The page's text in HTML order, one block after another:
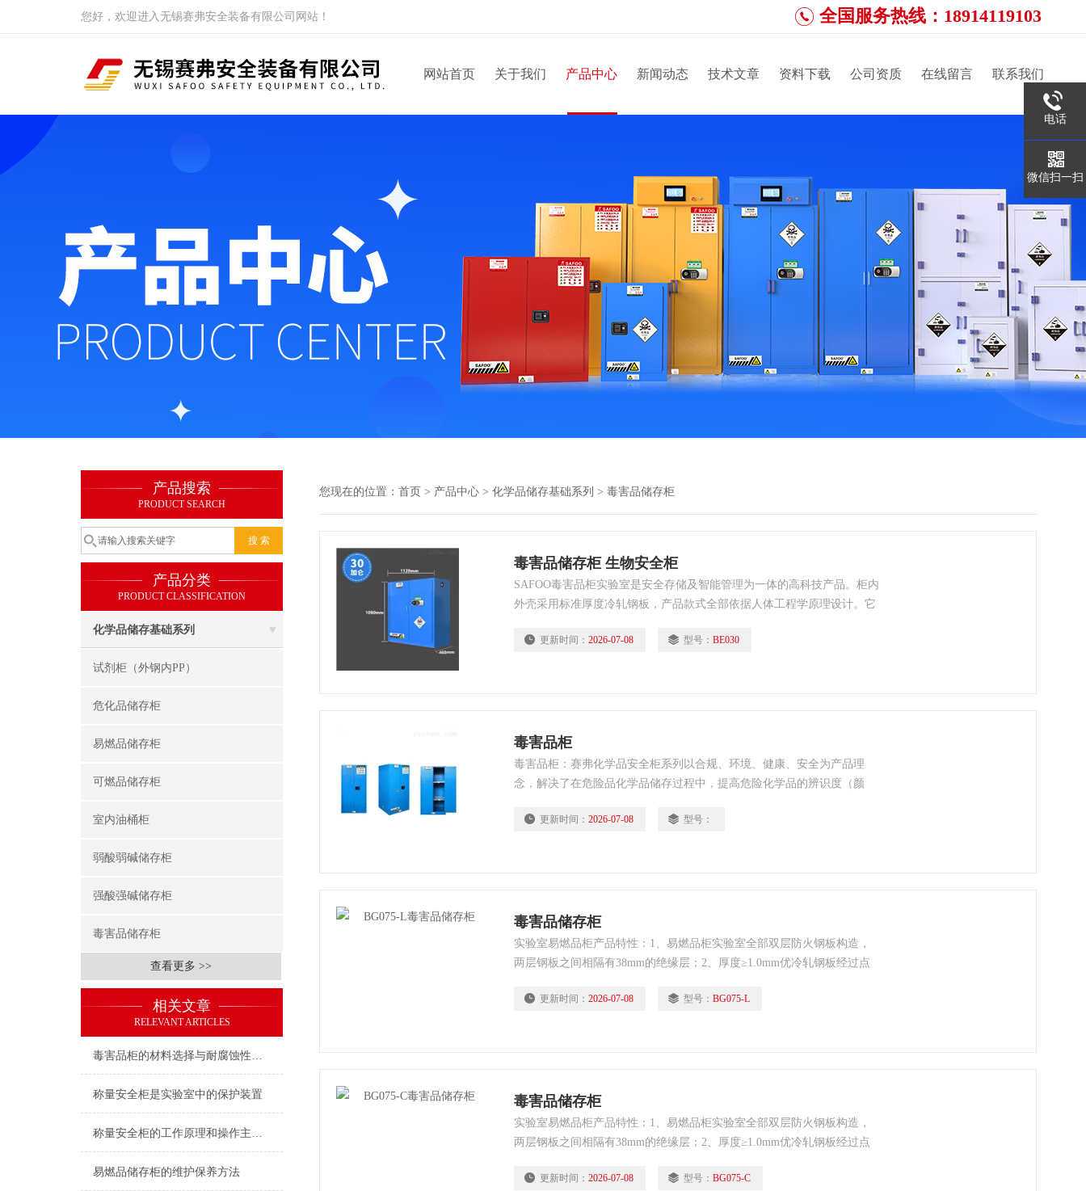
您好，欢迎进入无锡赛弗安全装备有限公司网站！ 全国服务热线：18914119103
网站首页 关于我们 产品中心 新闻动态 技术文章 资料下载 公司资质 在线留言 联系我们
产品搜索
PRODUCT SEARCH
产品分类
PRODUCT CLASSIFICATION
化学品储存基础系列
试剂柜（外钢内PP）
危化品储存柜
易燃品储存柜
可燃品储存柜
室内油桶柜
弱酸弱碱储存柜
强酸强碱储存柜
毒害品储存柜
查看更多 >>
相关文章
RELEVANT ARTICLES
毒害品柜的材料选择与耐腐蚀性能说明
称量安全柜是实验室中的保护装置
称量安全柜的工作原理和操作主要注意事项
易燃品储存柜的维护保养方法
您现在的位置： 首页 > 产品中心 > 化学品储存基础系列 > 毒害品储存柜
毒害品储存柜 生物安全柜
SAFOO毒害品柜实验室是安全存储及智能管理为一体的高科技产品。柜内
外壳采用标准厚度冷轧钢板，产品款式全部依据人体工程学原理设计。它
毒害品柜更新时间： 2026-07-08 型号： BE030
毒害品柜
毒害品柜：赛弗化学品安全柜系列以合规、环境、健康、安全为产品理
念，解决了在危险品化学品储存过程中，提高危险化学品的辨识度（颜
开、分离贮存）适配性。
更新时间： 2026-07-08 型号：
毒害品储存柜
实验室易燃品柜产品特性：1、易燃品柜实验室全部双层防火钢板构造，
两层钢板之间相隔有38mm的绝缘层；2、厚度≥1.0mm优冷轧钢板经过点
更新时间： 2026-07-08 型号： BG075-L
毒害品储存柜
实验室易燃品柜产品特性：1、易燃品柜实验室全部双层防火钢板构造，
两层钢板之间相隔有38mm的绝缘层；2、厚度≥1.0mm优冷轧钢板经过点
更新时间： 2026-07-08 型号： BG075-C
电话
微信扫一扫